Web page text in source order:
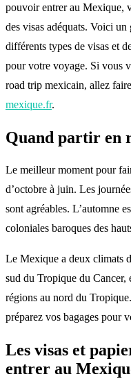
pouvoir entrer au Mexique,
des visas adéquats. Voici
différents types de visas et
pour votre voyage. Si vous
road trip mexicain, allez
mexique.fr.
Quand partir en
Le meilleur moment pour
d’octobre à juin. Les
sont agréables. L’automne
coloniales baroques des
Le Mexique a deux climats
sud du Tropique du Cancer,
régions au nord du
préparez vos bagages pour
Les visas et
entrer au